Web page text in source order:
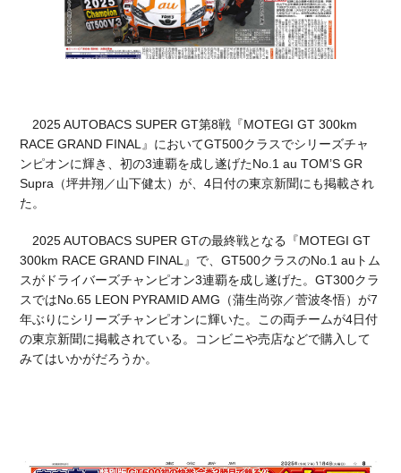
2025 AUTOBACS SUPER GT第8戦『MOTEGI GT 300km
RACE GRAND FINAL』においてGT500クラスでシリーズチャ
ンピオンに輝き、初の3連覇を成し遂げたNo.1 au TOM’S GR
Supra（坪井翔／山下健太）が、4日付の東京新聞にも掲載され
た。
2025 AUTOBACS SUPER GTの最終戦となる『MOTEGI GT
300km RACE GRAND FINAL』で、GT500クラスのNo.1 auトム
スがドライバーズチャンピオン3連覇を成し遂げた。GT300クラ
スではNo.65 LEON PYRAMID AMG（蒲生尚弥／菅波冬悟）が7
年ぶりにシリーズチャンピオンに輝いた。この両チームが4日付
の東京新聞に掲載されている。コンビニや売店などで購入して
みてはいかがだろうか。